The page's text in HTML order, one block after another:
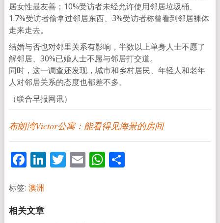
居女性最友善；10%受访者未经允许使用邻居垃圾桶、
1.7%受访者偷拿过邻居东西、3%受访者称曾看到邻居裸体
走来走去。
结婚与否也对邻里关系有影响，半数以上单身人士不愿了
解邻居、30%已婚人士不愿与邻居打交道。
同时，这一调查还发现，城市和乡村居民、年轻人和老年
人对邻居关系的态度也都差不多。
（联合早报网讯）
布朗湾Victor公寓：能看得见海景的房间
Facebook
LinkedIn
Twitter
EmailWhatsApp
分
标签: 澳洲